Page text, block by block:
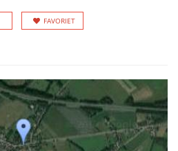
FAVORIET